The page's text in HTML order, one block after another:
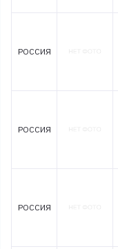
РОССИЯ
РОССИЯ
РОССИЯ